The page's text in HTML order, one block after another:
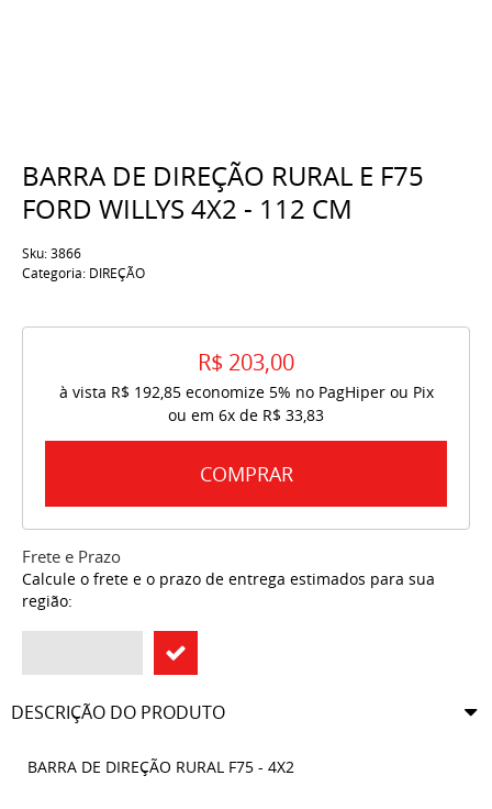
BARRA DE DIREÇÃO RURAL E F75
FORD WILLYS 4X2 - 112 CM
Sku:3866
Categoria: DIREÇÃO
R$ 203,00
à vista R$ 192,85economize 5% no PagHiper ou Pix
ou em 6x de R$ 33,83
COMPRAR
Frete e Prazo
Calcule o frete e o prazo de entrega estimados para sua
região:
DESCRIÇÃO DO PRODUTO
BARRA DE DIREÇÃO RURAL F75 - 4X2